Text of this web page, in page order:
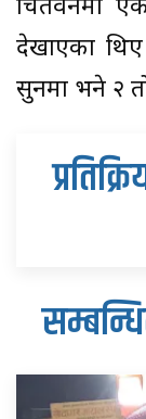
चितवनमा
देखाएका
सुनमा भने २